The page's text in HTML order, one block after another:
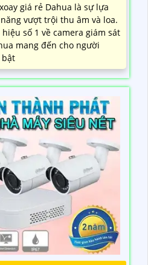
giá rẻ Dahua là sự lựa
vượt trội thu âm và loa.
số 1 về camera giám sát
mang đến cho người